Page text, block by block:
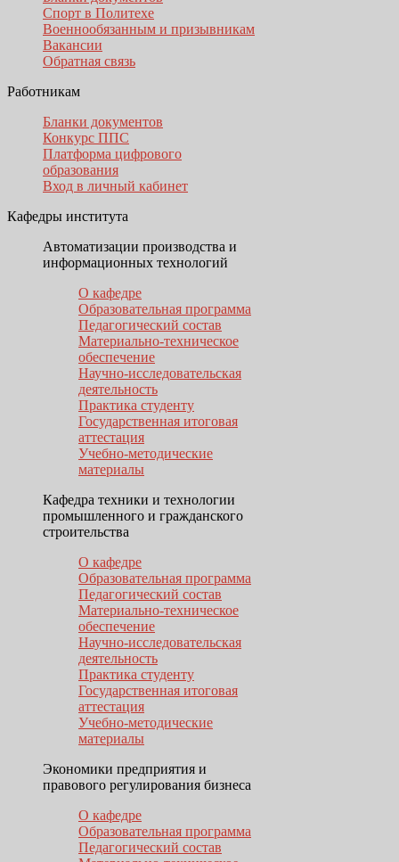
Спорт в Политехе
Военнообязанным и призывникам
Вакансии
Обратная связь
Работникам
Бланки документов
Конкурс ППС
Платформа цифрового
образования
Вход в личный кабинет
Кафедры института
Автоматизации производства и
информационных технологий
О кафедре
Образовательная программа
Педагогический состав
Материально-техническое
обеспечение
Научно-исследовательская
деятельность
Практика студенту
Государственная итоговая
аттестация
Учебно-методические
материалы
Кафедра техники и технологии
промышленного и гражданского
строительства
О кафедре
Образовательная программа
Педагогический состав
Материально-техническое
обеспечение
Научно-исследовательская
деятельность
Практика студенту
Государственная итоговая
аттестация
Учебно-методические
материалы
Экономики предприятия и
правового регулирования бизнеса
О кафедре
Образовательная программа
Педагогический состав